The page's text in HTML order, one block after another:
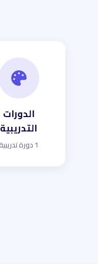
الدورات
التدريبية
1 دورة تدريبية